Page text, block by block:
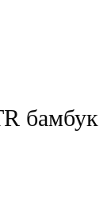
бамбук